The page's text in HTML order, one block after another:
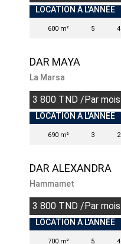
INDISPONIBLE
LOCATION À L'ANNÉE
600 m² 5 4
DAR MAYA
La Marsa
3 800 TND /Par mois
INDISPONIBLE
LOCATION À L'ANNÉE
690 m² 3 2
DAR ALEXANDRA
Hammamet
3 800 TND /Par mois
INDISPONIBLE
LOCATION À L'ANNÉE
700 m² 5 4